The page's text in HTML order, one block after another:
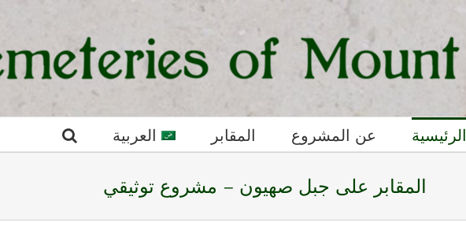
الرئيسية عن المشروع المقابر العربية
المقابر على جبل صهيون – مشروع توثيقي